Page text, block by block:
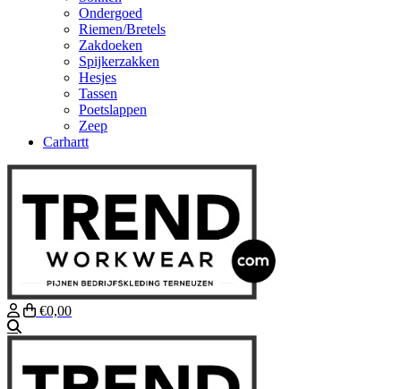
Ondergoed
Riemen/Bretels
Zakdoeken
Spijkerzakken
Hesjes
Tassen
Poetslappen
Zeep
Carhartt
€0,00